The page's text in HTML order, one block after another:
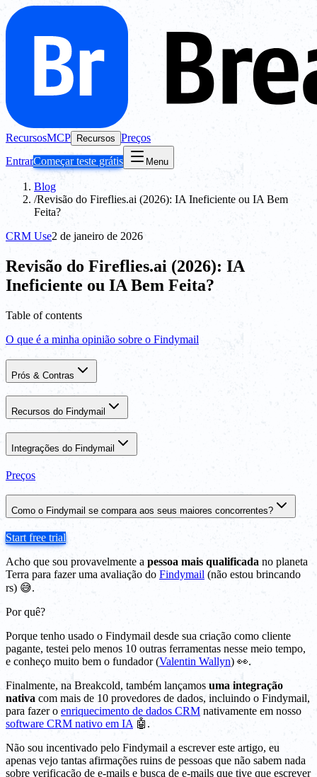
RecursosMCP Recursos Preços
EntrarComeçar teste grátis Menu
Blog
/Revisão do Fireflies.ai (2026): IA Ineficiente ou IA Bem
Feita?
CRM Use2 de janeiro de 2026
Revisão do Fireflies.ai (2026): IA
Ineficiente ou IA Bem Feita?
Table of contents
O que é a minha opinião sobre o Findymail
Prós & Contras
Recursos do Findymail
Integrações do Findymail
Preços
Como o Findymail se compara aos seus maiores concorrentes?
Start free trial
Acho que sou provavelmente a pessoa mais qualificada no planeta
Terra para fazer uma avaliação do Findymail (não estou brincando
rs) 😅.
Por quê?
Porque tenho usado o Findymail desde sua criação como cliente
pagante, testei pelo menos 10 outras ferramentas nesse meio tempo,
e conheço muito bem o fundador (Valentin Wallyn) 👀.
Finalmente, na Breakcold, também lançamos uma integração
nativa com mais de 10 provedores de dados, incluindo o Findymail,
para fazer o enriquecimento de dados CRM nativamente em nosso
software CRM nativo em IA 🤖.
Não sou incentivado pelo Findymail a escrever este artigo, eu
apenas vejo tantas afirmações ruins de pessoas que não sabem nada
sobre verificação de e-mails e busca de e-mails que tive que escrever